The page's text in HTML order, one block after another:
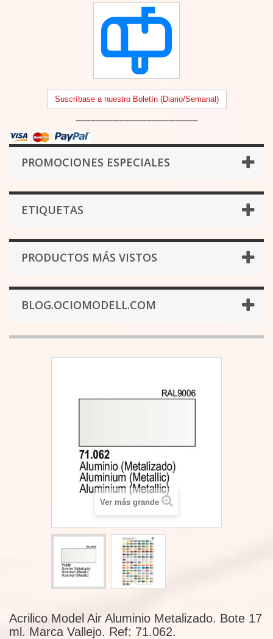
Suscríbase a nuestro Boletín (Diario/Semanal)
--------------------------------------------------
PROMOCIONES ESPECIALES
ETIQUETAS
PRODUCTOS MÁS VISTOS
BLOG.OCIOMODELL.COM
Ver más grande
Acrilico Model Air Aluminio Metalizado. Bote 17
ml. Marca Vallejo. Ref: 71.062.